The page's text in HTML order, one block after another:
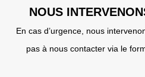
NOUS
En cas d’urgence, nous
pas à nous contacter via le